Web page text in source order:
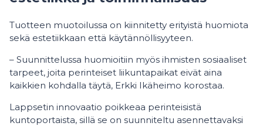
Tuotteen muotoilussa on kiinnitetty erityistä huomiota
sekä estetiikkaan että käytännöllisyyteen.
– Suunnittelussa huomioitiin myös ihmisten sosiaaliset
tarpeet, joita perinteiset liikuntapaikat eivät aina
kaikkien kohdalla täytä, Erkki Ikäheimo korostaa.
Lappsetin innovaatio poikkeaa perinteisistä
kuntoportaista, sillä se on suunniteltu asennettavaksi